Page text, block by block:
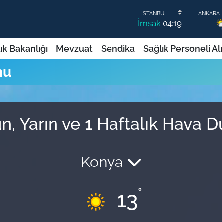
İmsak 04:19
Bakanlığı Mevzuat Sendika Sağlık Personeli
Yarın ve 1 Haftalık Hava
Konya
13°